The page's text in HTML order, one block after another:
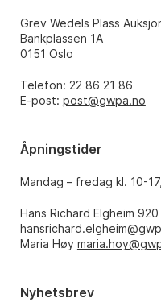
Grev Wedels Plass
Bankplassen 1A
0151 Oslo
Telefon: 22 86 21 86
E-post: post@gwpa.no
Åpningstider
Mandag – fredag kl. 10-
Hans Richard Elgheim 920
Maria Høy
Nyhetsbrev